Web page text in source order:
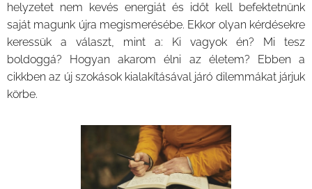
helyzetet nem kevés energiát és időt kell befektetnünk
saját magunk újra megismerésébe. Ekkor olyan kérdésekre
keressük a választ, mint a: Ki vagyok én? Mi tesz
boldoggá? Hogyan akarom élni az életem? Ebben a
cikkben az új szokások kialakításával járó dilemmákat járjuk
körbe.